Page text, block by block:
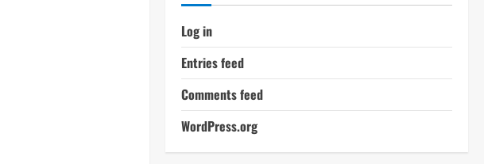
Log in
Entries feed
Comments feed
WordPress.org